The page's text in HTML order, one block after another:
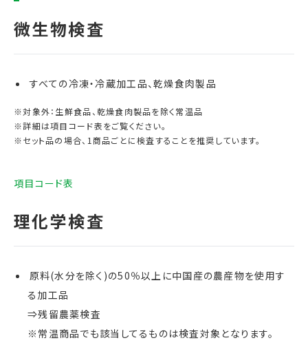
すべての冷凍・冷蔵加工品、乾燥食肉製品
※対象外：生鮮食品、乾燥食肉製品を除く常温品
※詳細は項目コード表をご覧ください。
※セット品の場合、1商品ごとに検査することを推奨しています。
項目コード表
原料(水分を除く)の50％以上に中国産の農産物を使用す
る加工品
⇒残留農薬検査
※常温商品でも該当してるものは検査対象となります。